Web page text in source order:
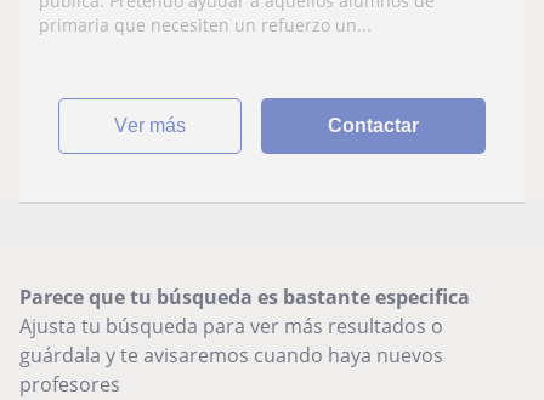
primaria que necesiten un refuerzo un...
ver más Contactar
Parece que tu búsqueda es bastante especifica
Ajusta tu búsqueda para ver más resultados o
guárdala y te avisaremos cuando haya nuevos
profesores